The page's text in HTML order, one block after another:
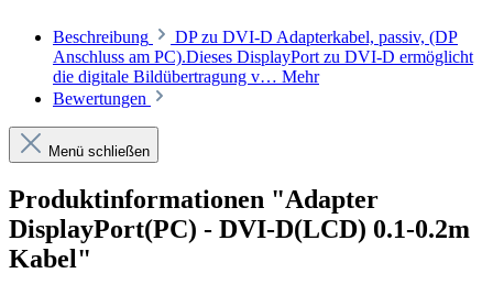
Beschreibung
DP zu DVI-D Adapterkabel, passiv, (DP
Anschluss am PC).Dieses DisplayPort zu DVI-D ermöglicht
die digitale Bildübertragung v… Mehr
Bewertungen
Menü schließen
Produktinformationen "Adapter
DisplayPort(PC) - DVI-D(LCD) 0.1-0.2m
Kabel"